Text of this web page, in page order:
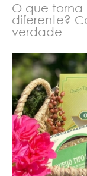
O que torna
diferente?
verdade